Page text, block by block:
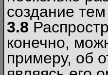
создание
3.8
конечно,
примеру, об